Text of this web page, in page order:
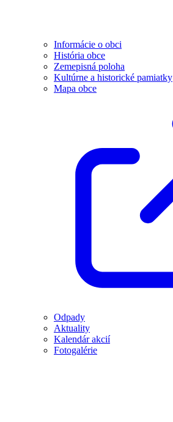
Informácie o obci
História obce
Zemepisná poloha
Kultúrne a historické pamiatky
Mapa obce
Odpady
Aktuality
Kalendár akcií
Fotogalérie